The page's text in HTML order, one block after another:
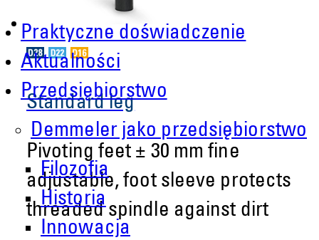
Praktyczne doświadczenie
Aktualności
Przedsiębiorstwo
Demmeler jako przedsiębiorstwo
Filozofia
Historia
Innowacja
Standard leg
Pivoting feet ± 30 mm fine
adjustable, foot sleeve protects
threaded spindle against dirt